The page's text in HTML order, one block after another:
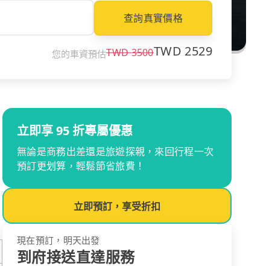
查詢真實價格
您的車資預估TWD3500TWD 2529
立即享 95 折專屬優惠
無論是商務出差還是旅遊探親，來回行程一次
預訂更划算，輕鬆節省旅費！
立即預訂，享受折扣
現在預訂，明天出發
到府接送直達服務